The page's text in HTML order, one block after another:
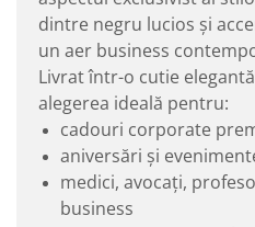
dintre negru lucios și
un aer business
Livrat într-o cutie
alegerea ideală pentru:
cadouri corporate
aniversări și
medici, avocați,
business